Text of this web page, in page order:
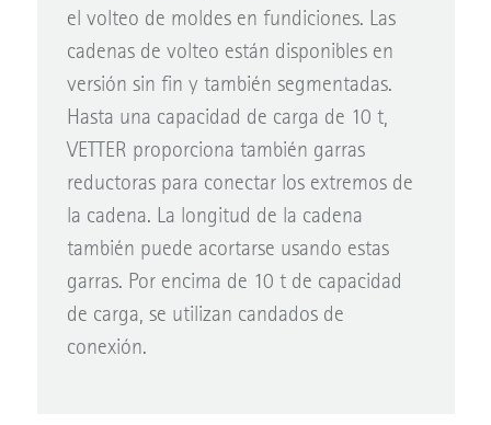
el volteo de moldes en fundiciones. Las
cadenas de volteo están disponibles en
versión sin fin y también segmentadas.
Hasta una capacidad de carga de 10 t,
VETTER proporciona también garras
reductoras para conectar los extremos de
la cadena. La longitud de la cadena
también puede acortarse usando estas
garras. Por encima de 10 t de capacidad
de carga, se utilizan candados de
conexión.